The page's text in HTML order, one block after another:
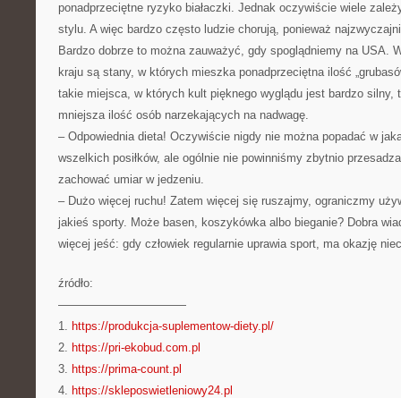
ponadprzeciętne ryzyko białaczki. Jednak oczywiście wiele
stylu. A więc bardzo często ludzie chorują, ponieważ
Bardzo dobrze to można zauważyć, gdy spoglądniemy na USA.
kraju są stany, w których mieszka ponadprzeciętna ilość
takie miejsca, w których kult pięknego wyglądu jest bardzo silny,
mniejsza ilość osób narzekających na nadwagę.
– Odpowiednia dieta! Oczywiście nigdy nie można popadać w
wszelkich posiłków, ale ogólnie nie powinniśmy zbytnio
zachować umiar w jedzeniu.
– Dużo więcej ruchu! Zatem więcej się ruszajmy, ograniczmy
jakieś sporty. Może basen, koszykówka albo bieganie? Dobra
więcej jeść: gdy człowiek regularnie uprawia sport, ma okazję
źródło:
———————————
1. https://produkcja-suplementow-diety.pl/
2. https://pri-ekobud.com.pl
3. https://prima-count.pl
4. https://skleposwietleniowy24.pl